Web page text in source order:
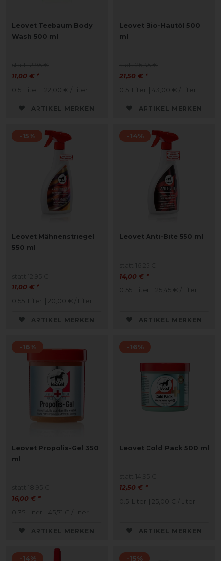
Leovet Teebaum Body
Wash 500 ml
11,00 € *
0.5 Liter | 22,00 € / Liter
ARTIKEL MERKEN
Leovet Bio-Hautöl 500
ml
21,50 € *
0.5 Liter | 43,00 € / Liter
ARTIKEL MERKEN
-15%
Leovet Mähnenstriegel
550 ml
11,00 € *
0.55 Liter | 20,00 € / Liter
ARTIKEL MERKEN
-14%
Leovet Anti-Bite 550 ml
14,00 € *
0.55 Liter | 25,45 € / Liter
ARTIKEL MERKEN
-16%
Leovet Propolis-Gel 350
ml
16,00 € *
0.35 Liter | 45,71 € / Liter
ARTIKEL MERKEN
-16%
Leovet Cold Pack 500 ml
12,50 € *
0.5 Liter | 25,00 € / Liter
ARTIKEL MERKEN
-14% -15%